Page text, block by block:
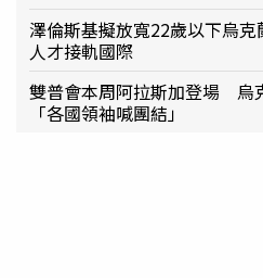
澤倫斯基擬放寬22歲以下烏
人才接軌國際
雙普會本周阿拉斯加登場 烏
「各國領袖喊團結」